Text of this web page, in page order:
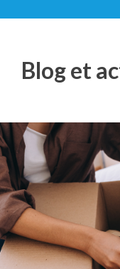
Blog et